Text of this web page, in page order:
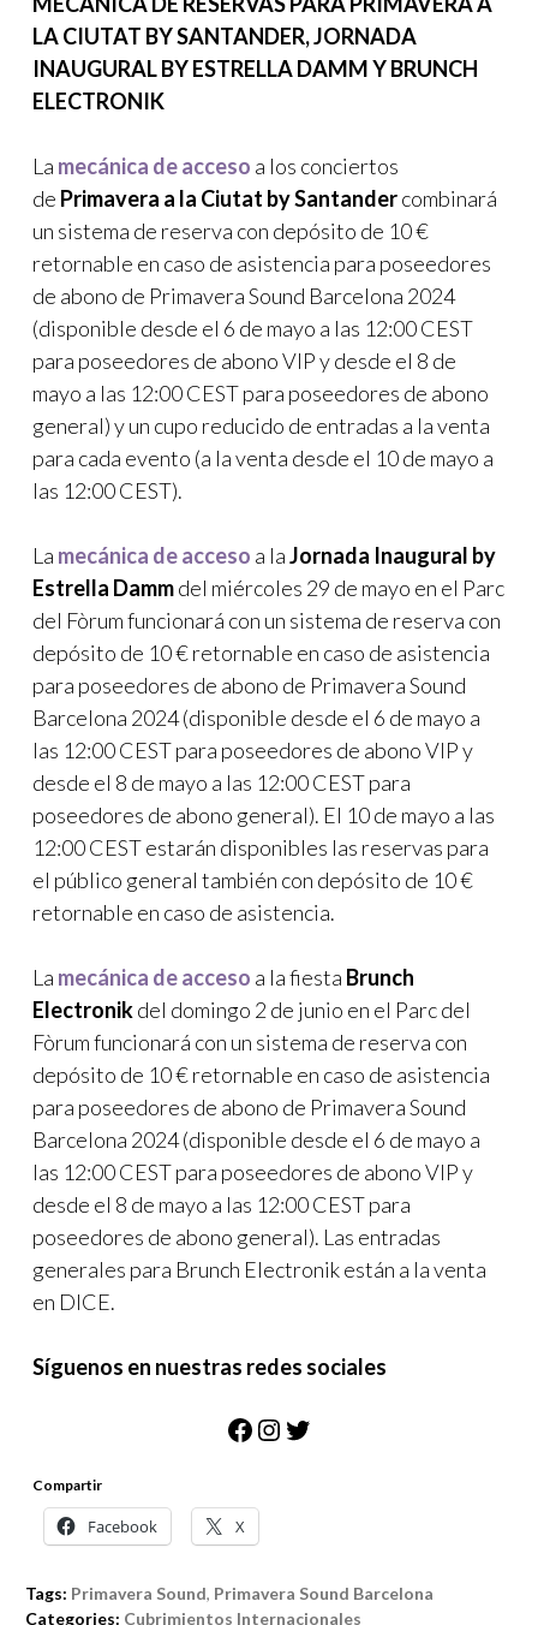
LA CIUTAT BY SANTANDER, JORNADA
INAUGURAL BY ESTRELLA DAMM Y BRUNCH
ELECTRONIK
La mecánica de acceso a los conciertos
de Primavera a la Ciutat by Santandercombinará
un sistema de reserva con depósito de 10 €
retornable en caso de asistencia para poseedores
de abono de Primavera Sound Barcelona 2024
(disponible desde el 6 de mayo a las 12:00 CEST
para poseedores de abono VIP y desde el 8 de
mayo a las 12:00 CEST para poseedores de abono
general) y un cupo reducido de entradas a la venta
para cada evento (a la venta desde el 10 de mayo a
las 12:00 CEST).
La mecánica de acceso a laJornada Inaugural by
Estrella Dammdel miércoles 29 de mayo en el Parc
del Fòrum funcionará con un sistema de reserva con
depósito de 10 € retornable en caso de asistencia
para poseedores de abono de Primavera Sound
Barcelona 2024 (disponible desde el 6 de mayo a
las 12:00 CEST para poseedores de abono VIP y
desde el 8 de mayo a las 12:00 CEST para
poseedores de abono general). El 10 de mayo a las
12:00 CEST estarán disponibles las reservas para
el público general también con depósito de 10 €
retornable en caso de asistencia.
La mecánica de acceso a la fiesta Brunch
Electronikdel domingo 2 de junio en el Parc del
Fòrum funcionará con un sistema de reserva con
depósito de 10 € retornable en caso de asistencia
para poseedores de abono de Primavera Sound
Barcelona 2024 (disponible desde el 6 de mayo a
las 12:00 CEST para poseedores de abono VIP y
desde el 8 de mayo a las 12:00 CEST para
poseedores de abono general). Las entradas
generales para Brunch Electronik están a la venta
en DICE.
Síguenos en nuestras redes sociales
Facebook
Instagram
Twitter
Compartir
Facebook X
Tags: Primavera Sound, Primavera Sound Barcelona
Categories: Cubrimientos Internacionales